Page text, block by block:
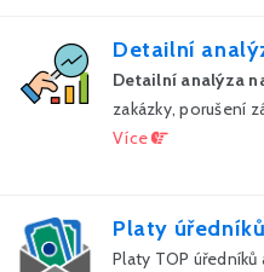
Detailní
Detailní analýza
zakázky, porušení
Více
Platy úředníků
Platy TOP